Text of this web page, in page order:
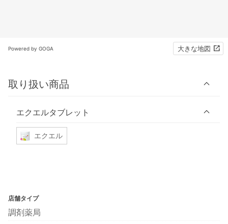
Powered by GOGA 大きな地図
取り扱い商品
エクエルタブレット
エクエル
店舗タイプ
調剤薬局